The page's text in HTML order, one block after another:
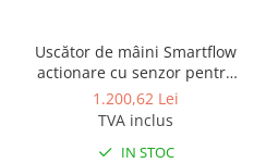
Uscător de mâini Smartflow
actionare cu senzor pentru
zone cu trafic redus
1.200,62 Lei
TVA inclus
IN STOC